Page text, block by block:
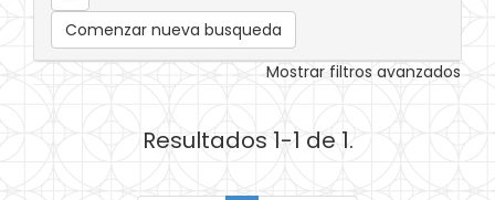
Comenzar nueva busqueda
Mostrar filtros avanzados
Resultados 1-1 de 1.